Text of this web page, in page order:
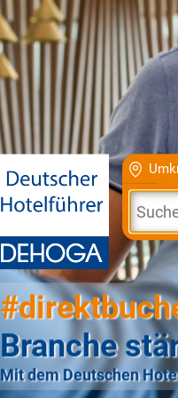
Branche
Mit dem Deutschen